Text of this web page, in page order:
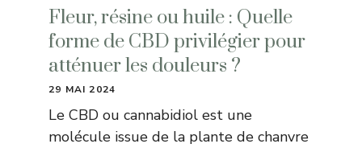
Fleur, résine ou huile : Quelle
forme de CBD privilégier pour
atténuer les douleurs ?
29 MAI 2024
Le CBD ou cannabidiol est une
molécule issue de la plante de chanvre